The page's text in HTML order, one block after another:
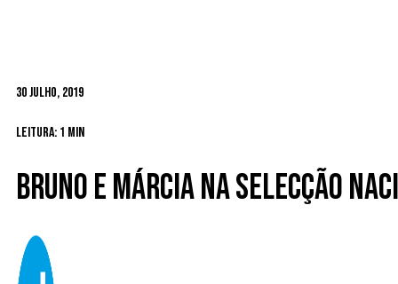
30 Julho, 2019
Leitura: 1 min
Bruno e Márcia na Selecção